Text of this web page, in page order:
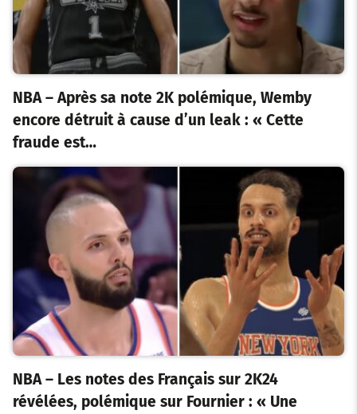
NBA – Après sa note 2K polémique, Wemby
encore détruit à cause d’un leak : « Cette
fraude est…
NBA – Les notes des Français sur 2K24
révélées, polémique sur Fournier : « Une